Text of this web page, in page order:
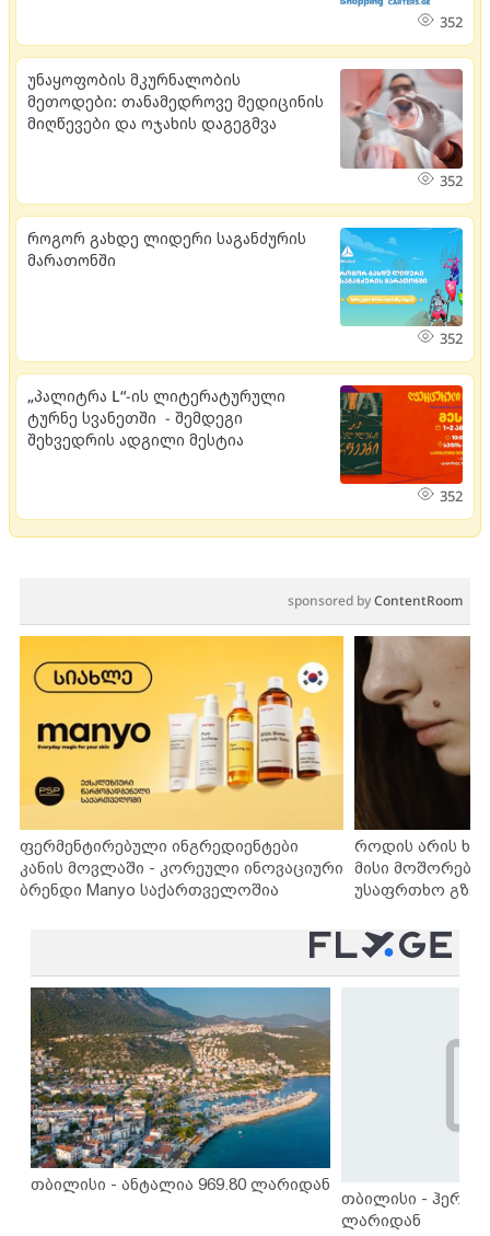
352
უნაყოფობის მკურნალობის
მეთოდები: თანამედროვე მედიცინის
მიღწევები და ოჯახის დაგეგმვა
352
როგორ გახდე ლიდერი საგანძურის
მარათონში
352
„პალიტრა L“-ის ლიტერატურული
ტურნე სვანეთში - შემდეგი
შეხვედრის ადგილი მესტია
352
sponsored byContentRoom
ფერმენტირებული ინგრედიენტები
კანის მოვლაში - კორეული ინოვაციური
ბრენდი Manyo საქართველოშია
როდის არის
მისი
უსაფრთხო
თბილისი - ანტალია 969.80 ლარიდან
თბილისი -
ლარიდან